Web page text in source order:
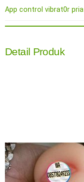
App control vibrat0r pria
Detail Produk